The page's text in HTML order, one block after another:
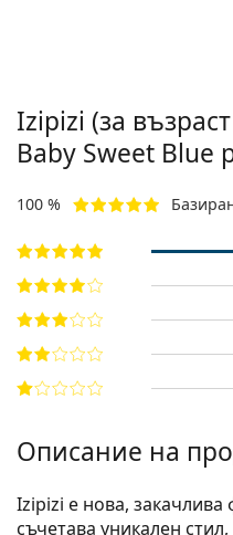
Izipizi (за
Baby Sweet Blue
100 %
Описание на
Izipizi е нова, закачлива
съчетава уникален